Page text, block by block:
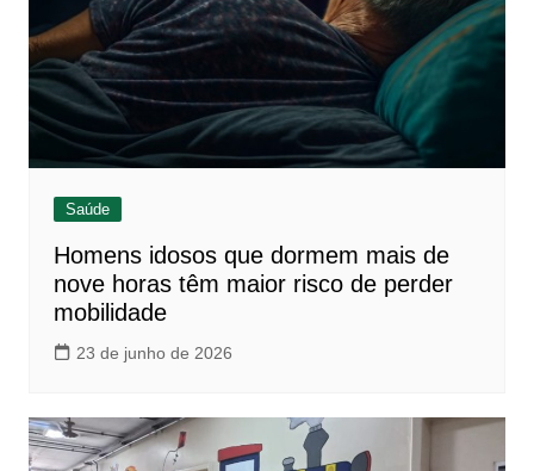
Saúde
Homens idosos que dormem mais de
nove horas têm maior risco de perder
mobilidade
23 de junho de 2026